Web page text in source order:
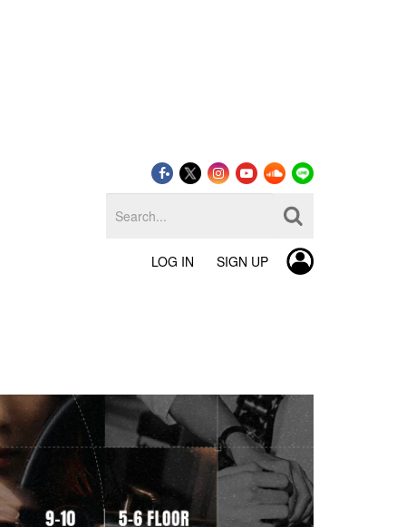
LOG IN SIGN UP